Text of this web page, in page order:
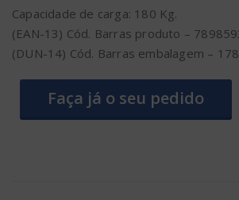
Capacidade de carga: 180 Kg.
(EAN-13) Cód. Barras produto –
(DUN-14) Cód. Barras embalagem –
Faça já o seu pedido